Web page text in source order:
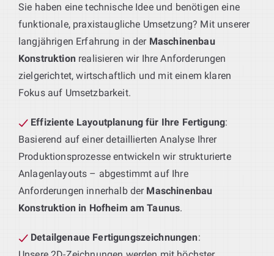
Sie haben eine technische Idee und benötigen eine
funktionale, praxistaugliche Umsetzung? Mit unserer
langjährigen Erfahrung in der Maschinenbau
Konstruktionrealisieren wir Ihre Anforderungen
zielgerichtet, wirtschaftlich und mit einem klaren
Fokus auf Umsetzbarkeit.
Effiziente Layoutplanung für Ihre Fertigung:
Basierend auf einer detaillierten Analyse Ihrer
Produktionsprozesse entwickeln wir strukturierte
Anlagenlayouts – abgestimmt auf Ihre
Anforderungen innerhalb der Maschinenbau
Konstruktion in Hofheim am Taunus.
Detailgenaue Fertigungszeichnungen: